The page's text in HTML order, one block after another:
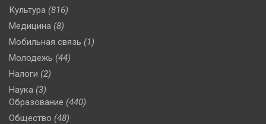
Культура (816)
Медицина (8)
Мобильная связь (1)
Молодежь (44)
Налоги (2)
Наука (3)
Образование (440)
Общество (48)